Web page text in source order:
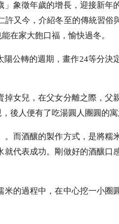
象徵年歲的增長，迎接新年
許又今，介紹冬至的傳統習俗
在家大飽口福，愉快過冬。
公轉的週期，畫作24等分決
女兒，在父女分離之際，父
後人便有了吃湯圓人團圓的寓
而酒釀的製作方式，是將糯
代表成功。剛做好的酒釀口
的過程中，在中心挖一小圈